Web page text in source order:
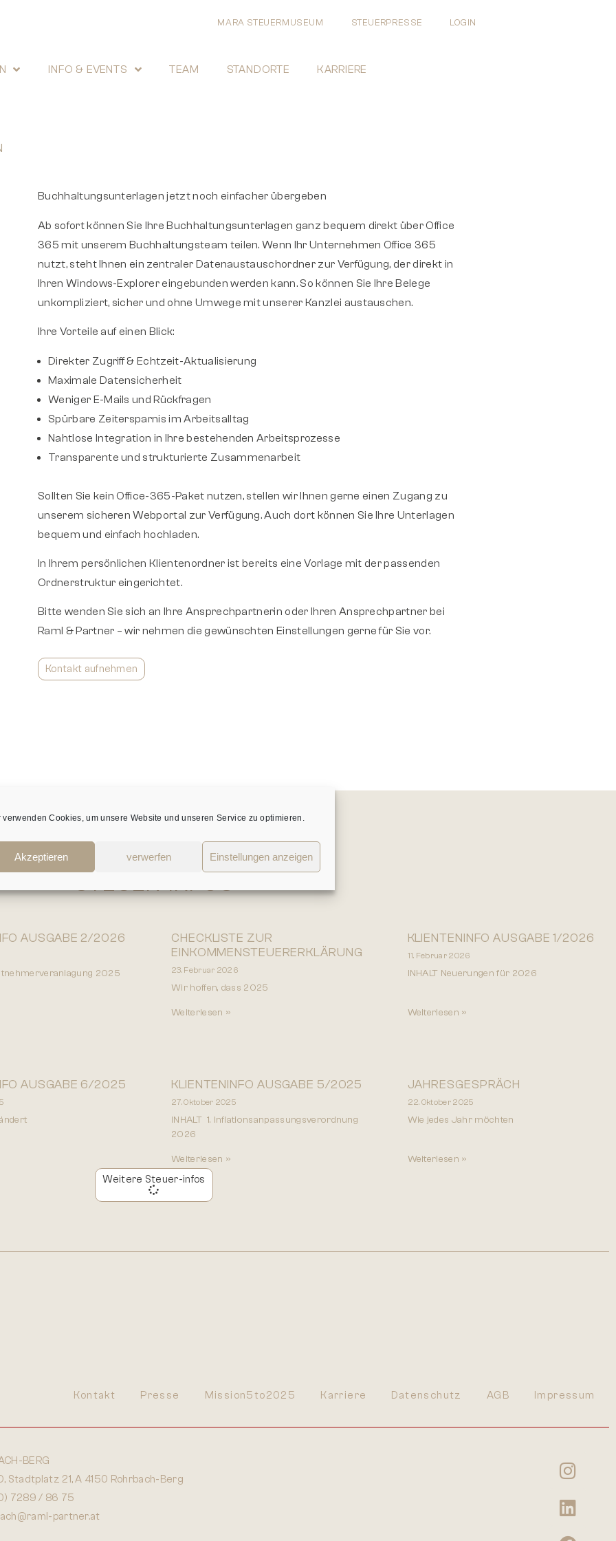
verwenden Cookies, um unsere Website und unseren Service zu optimieren.
Akzeptieren verwerfen Einstellungen anzeigen
MARA STEUERMUSEUM STEUERPRESSE LOGIN
INFO & EVENTS TEAM STANDORTE KARRIERE
Buchhaltungsunterlagen jetzt noch einfacher übergeben
Ab sofort können Sie Ihre Buchhaltungsunterlagen ganz bequem direkt über Office
365 mit unserem Buchhaltungsteam teilen. Wenn Ihr Unternehmen Office 365
nutzt, steht Ihnen ein zentraler Datenaustauschordner zur Verfügung, der direkt in
Ihren Windows-Explorer eingebunden werden kann. So können Sie Ihre Belege
unkompliziert, sicher und ohne Umwege mit unserer Kanzlei austauschen.
Ihre Vorteile auf einen Blick:
Direkter Zugriff & Echtzeit-Aktualisierung
Maximale Datensicherheit
Weniger E-Mails und Rückfragen
Spürbare Zeitersparnis im Arbeitsalltag
Nahtlose Integration in Ihre bestehenden Arbeitsprozesse
Transparente und strukturierte Zusammenarbeit
Sollten Sie kein Office-365-Paket nutzen, stellen wir Ihnen gerne einen Zugang zu
unserem sicheren Webportal zur Verfügung. Auch dort können Sie Ihre Unterlagen
bequem und einfach hochladen.
In Ihrem persönlichen Klientenordner ist bereits eine Vorlage mit der passenden
Ordnerstruktur eingerichtet.
Bitte wenden Sie sich an Ihre Ansprechpartnerin oder Ihren Ansprechpartner bei
Raml & Partner – wir nehmen die gewünschten Einstellungen gerne für Sie vor.
Kontakt aufnehmen
AKTUELLE
STEUER-INFOS
AUSGABE 2/2026
2025
CHECKLISTE ZUR
EINKOMMENSTEUERERKLÄRUNG
23. Februar 2026
Wir hoffen, dass 2025
Weiterlesen »
KLIENTENINFO AUSGABE 1/2026
11. Februar 2026
INHALT Neuerungen für 2026
Weiterlesen »
AUSGABE 6/2025 KLIENTENINFO AUSGABE 5/2025
27. Oktober 2025
INHALT 1. Inflationsanpassungsverordnung
2026
Weiterlesen »
JAHRESGESPRÄCH
22. Oktober 2025
Wie jedes Jahr möchten
Weiterlesen »
Weitere Steuer-infos
Kontakt Presse Mission5to2025 Karriere Datenschutz AGB Impressum
BERG
Stadtplatz 21, A 4150 Rohrbach-Berg
7289 / 86 75
partner.at